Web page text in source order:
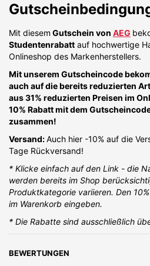
Mit diesem Gutschein von AEG
Studentenrabatt auf hochwertige
Onlineshop des Markenherstellers.
Mit unserem Gutscheincode
auch auf die bereits reduzierten
aus 31% reduzierten Preisen im
10% Rabatt mit dem
zusammen!
Versand:Auch hier -10% auf die
Tage Rückversand!
* Klicke einfach auf den Link - die
werden bereits im Shop
Produktkategorie variieren. Den
im Warenkorb eingeben.
* Die Rabatte sind ausschließlich
BEWERTUNGEN